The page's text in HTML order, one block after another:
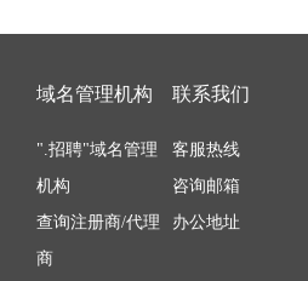
域名管理机构
".招聘"域名管理
机构
查询注册商/代理
商
联系我们
客服热线
咨询邮箱
办公地址